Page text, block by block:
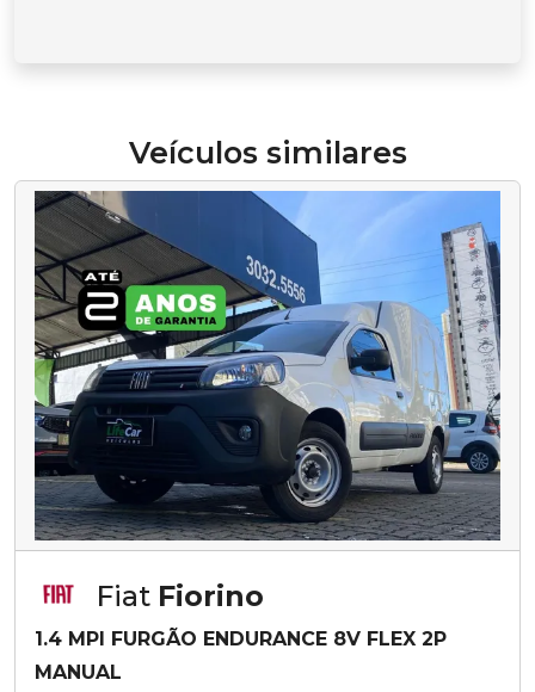
Veículos similares
Fiat Fiorino
1.4 MPI FURGÃO ENDURANCE 8V FLEX 2P
MANUAL